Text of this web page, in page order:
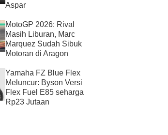
Aspar
MotoGP 2026: Rival
Masih Liburan, Marc
Marquez Sudah Sibuk
Motoran di Aragon
Yamaha FZ Blue Flex
Meluncur: Byson Versi
Flex Fuel E85 seharga
Rp23 Jutaan